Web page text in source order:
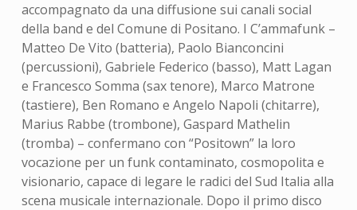
accompagnato da una diffusione sui canali social
della band e del Comune di Positano. I C’ammafunk –
Matteo De Vito (batteria), Paolo Bianconcini
(percussioni), Gabriele Federico (basso), Matt Lagan
e Francesco Somma (sax tenore), Marco Matrone
(tastiere), Ben Romano e Angelo Napoli (chitarre),
Marius Rabbe (trombone), Gaspard Mathelin
(tromba) – confermano con “Positown” la loro
vocazione per un funk contaminato, cosmopolita e
visionario, capace di legare le radici del Sud Italia alla
scena musicale internazionale. Dopo il primo disco